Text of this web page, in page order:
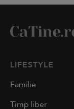
LIFESTYLE
Familie
Timp liber